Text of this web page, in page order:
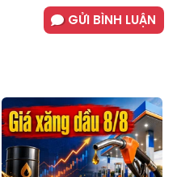
GỬI BÌNH LUẬN